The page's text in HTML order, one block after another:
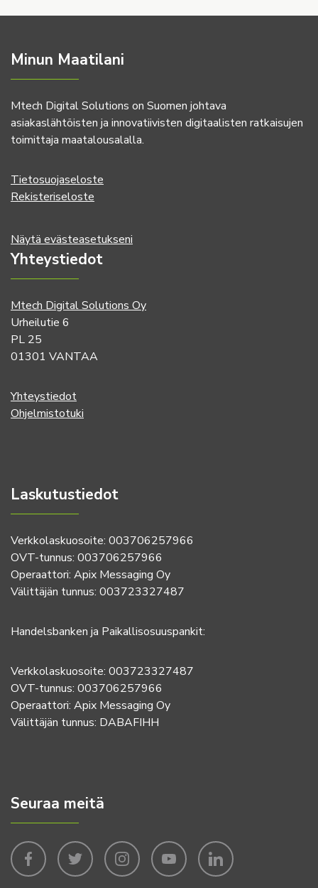
Minun Maatilani
Mtech Digital Solutions on Suomen johtava
asiakaslähtöisten ja innovatiivisten digitaalisten ratkaisujen
toimittaja maatalousalalla.
Tietosuojaseloste
Rekisteriseloste
Näytä evästeasetukseni
Yhteystiedot
Mtech Digital Solutions Oy
Urheilutie 6
PL 25
01301 VANTAA
Yhteystiedot
Ohjelmistotuki
Laskutustiedot
Verkkolaskuosoite: 003706257966
OVT-tunnus: 003706257966
Operaattori: Apix Messaging Oy
Välittäjän tunnus: 003723327487
Handelsbanken ja Paikallisosuuspankit:
Verkkolaskuosoite: 003723327487
OVT-tunnus: 003706257966
Operaattori: Apix Messaging Oy
Välittäjän tunnus: DABAFIHH
Seuraa meitä